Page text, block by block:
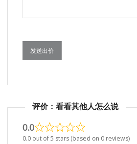
发送出价
评价：看看其他人怎么说
0.0
0.0 out of 5 stars (based on 0 reviews)